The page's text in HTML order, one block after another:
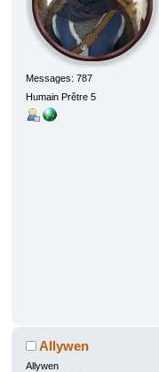
Messages: 787
Humain Prêtre 5
Allywen
Allywen